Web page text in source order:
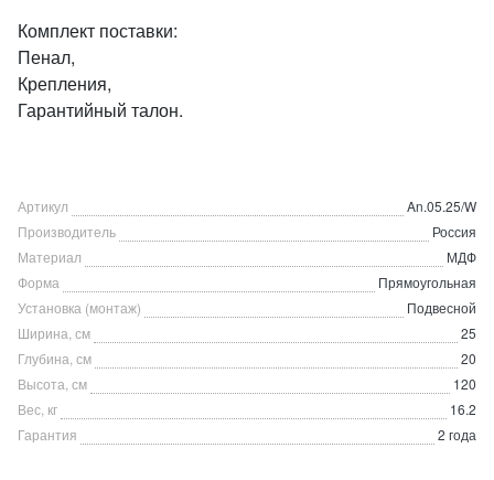
Комплект поставки:
Пенал,
Крепления,
Гарантийный талон.
Артикул
An.05.25/W
Производитель
Россия
Материал
МДФ
Форма
Прямоугольная
Установка (монтаж)
Подвесной
Ширина, см
25
Глубина, см
20
Высота, см
120
Вес, кг
16.2
Гарантия
2 года